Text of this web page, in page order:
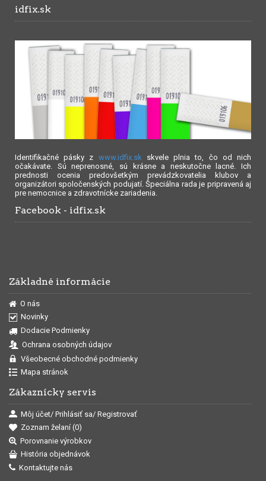
idfix.sk
Identifikačné pásky z www.idfix.sk skvele plnia to, čo od nich
očakávate. Sú neprenosné, sú krásne a neskutočne lacné. Ich
prednosti ocenia predovšetkým prevádzkovatelia klubov a
organizátori spoločenských podujatí. Špeciálna rada je pripravená aj
pre nemocnice a zdravotnícke zariadenia.
Facebook - idfix.sk
Základné informácie
O nás
Novinky
Dodacie Podmienky
Ochrana osobných údajov
Všeobecné obchodné podmienky
Mapa stránok
Zákaznícky servis
Môj účet/ Prihlásiť sa/ Registrovať
Zoznam želaní (0)
Porovnanie výrobkov
História objednávok
Kontaktujte nás